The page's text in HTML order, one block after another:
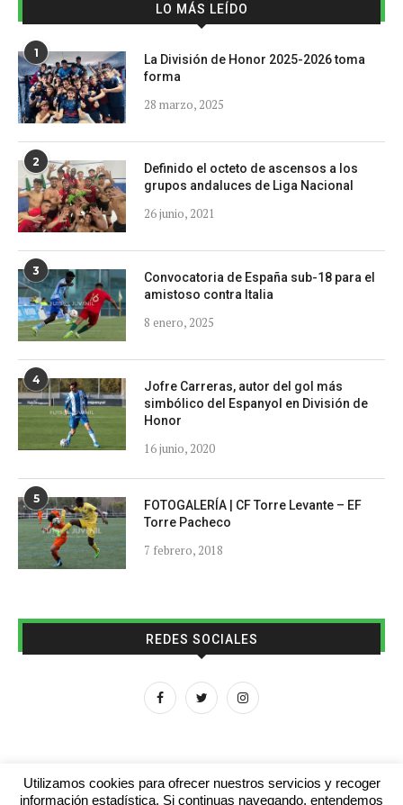
LO MÁS LEÍDO
1
La División de Honor 2025-2026 toma
forma
28 marzo, 2025
2
Definido el octeto de ascensos a los
grupos andaluces de Liga Nacional
26 junio, 2021
3
Convocatoria de España sub-18 para el
amistoso contra Italia
8 enero, 2025
4
Jofre Carreras, autor del gol más
simbólico del Espanyol en División de
Honor
16 junio, 2020
5
FOTOGALERÍA | CF Torre Levante – EF
Torre Pacheco
7 febrero, 2018
REDES SOCIALES
Utilizamos cookies para ofrecer nuestros servicios y recoger
información estadística. Si continuas navegando, entendemos